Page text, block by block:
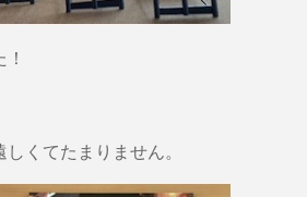
くてたまりません。